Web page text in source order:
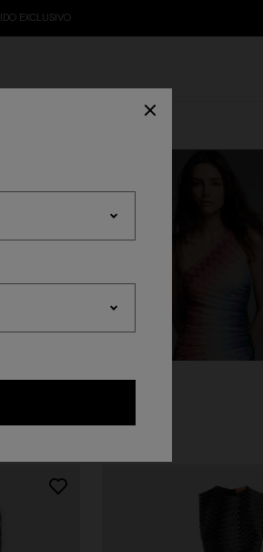
BeachwearAccesorios
Albornoces